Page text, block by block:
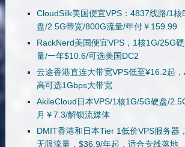
CloudSilk美国便宜VPS：4837线路/1核
盘/2.5G带宽/800G流量/年付￥159.99
RackNerd美国便宜VPS，1核1G/25G
量/一年$10.6/可选美国DC2
云途香港直连大带宽VPS低至¥16.2起
高可选1Gbps大带宽
AkileCloud日本VPS/1核1G/5G硬盘/
月￥7.3/解锁流媒体
DMIT香港和日本Tier 1低价VPS服务器
无限流量，$36.9/年起，适合专线落地